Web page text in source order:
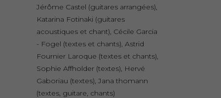
Jérôme Castel (guitares arrangées),
Katarina Fotinaki (guitares
acoustiques et chant), Cécile Garcia
- Fogel (textes et chants), Astrid
Fournier Laroque (textes et chants),
Sophie Affholder (textes), Hervé
Gaboriau (textes), Jana thomann
(textes, guitare, chants)